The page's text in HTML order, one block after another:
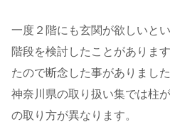
一度２階にも玄関が欲しいと
階段を検討したことがありま
たので断念した事がありました
神奈川県の取り扱い集では柱
の取り方が異なります。